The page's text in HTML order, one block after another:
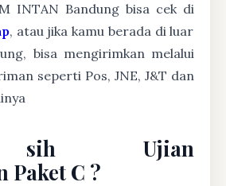
INTAN Bandung bisa cek di
, atau jika kamu berada di luar
bisa mengirimkan melalui
seperti Pos, JNE, J&T dan
Ujian
Paket C ?